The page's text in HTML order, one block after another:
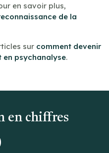
en savoir plus,
de la
sur comment devenir
en psychanalyse.
en chiffres